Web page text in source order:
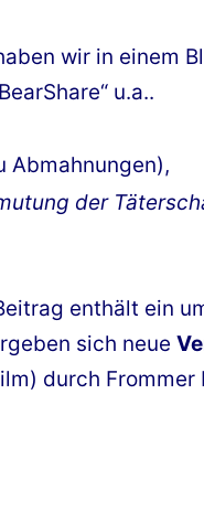
wir in einem
u.a..
Abmahnungen),
der
enthält ein
sich neue
durch